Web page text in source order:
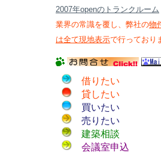
2007年openのトランクルーム
業界の常識を覆し、弊社の物
は全て現地表示で行っており
借りたい
貸したい
買いたい
売りたい
建築相談
会議室申込